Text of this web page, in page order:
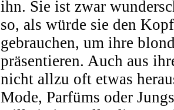
ihn. Sie ist zwar
so, als würde sie den
gebrauchen, um ihre
präsentieren. Auch aus
nicht allzu oft etwas
Mode, Parfüms oder